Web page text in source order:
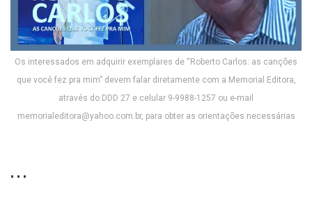
Os interessados em adquirir exemplares de “Roberto Carlos: as canções
que você fez pra mim” devem falar diretamente com a Memorial Editora,
através do DDD 27 e celular 9-9988-1257 ou e-mail
memorialeditora@yahoo.com.br, para obter as orientações necessárias
• • •